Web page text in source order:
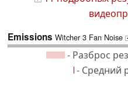
Emissions Witcher 3 Fan Noise
- Разброс
- Средний